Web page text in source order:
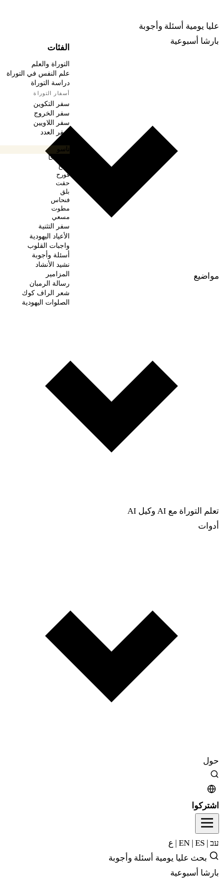
عليا يومية أسئلة وأجوبة
بارشا أسبوعية
مواضيع
تعلم التوراة مع AI
وكيل AI
أدوات
حول
اشتركوا
עב |
| ES
| ع
بحث عليا يومية أسئلة وأجوبة
بارشا أسبوعية
الفئات
التوراة والعلم
علم النفس في التوراة
دراسة التوراة
أسفار التوراة
سفر التكوين
سفر الخروج
سفر اللاويين
سفر العدد
بمدبر
ناسو
بهعلوتخا
شلح
قورح
حقت
بلق
فنحاس
مطوت
مسعي
سفر التثنية
الأعياد اليهودية
واجبات القلوب
أسئلة وأجوبة
نشيد الأنشاد
المزامير
رسالة الرمبان
شعر الراف كوك
الصلوات اليهودية